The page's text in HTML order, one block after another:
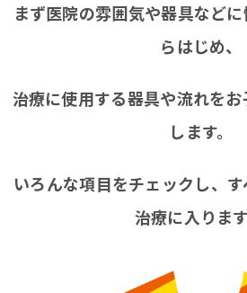
まず医院の雰囲気や器具など
らはじめ、
治療に使用する器具や流れを
します。
いろんな項目をチェックし、
治療に入ります